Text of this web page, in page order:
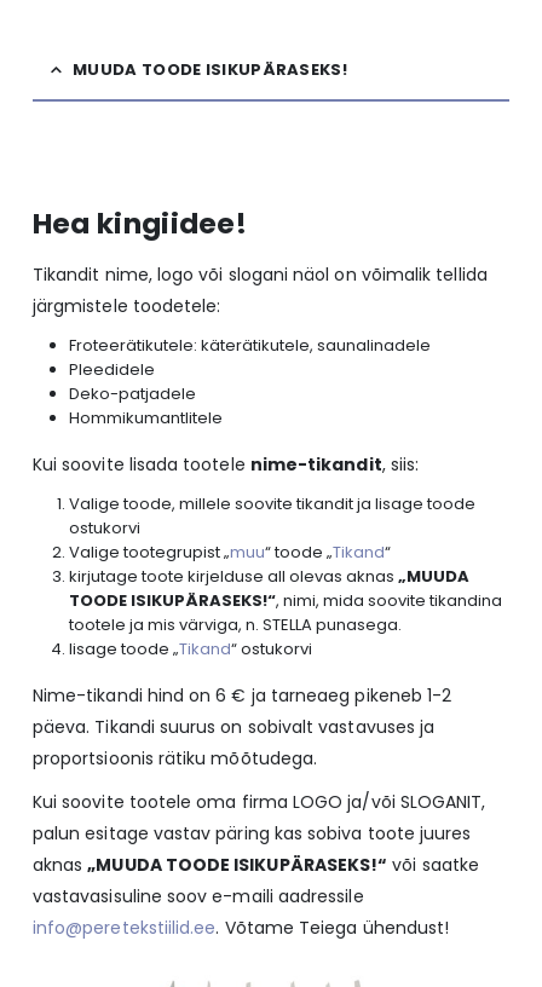
MUUDA TOODE ISIKUPÄRASEKS!
Hea kingiidee!
Tikandit nime, logo või slogani näol on võimalik tellida
järgmistele toodetele:
Froteerätikutele: käterätikutele, saunalinadele
Pleedidele
Deko-patjadele
Hommikumantlitele
Kui soovite lisada tootele nime-tikandit, siis:
Valige toode, millele soovite tikandit ja lisage toode
ostukorvi
Valige tootegrupist „muu“ toode „Tikand“
kirjutage toote kirjelduse all olevas aknas „MUUDA
TOODE ISIKUPÄRASEKS!“, nimi, mida soovite tikandina
tootele ja mis värviga, n. STELLA punasega.
lisage toode „Tikand“ ostukorvi
Nime-tikandi hind on 6 € ja tarneaeg pikeneb 1-2
päeva. Tikandi suurus on sobivalt vastavuses ja
proportsioonis rätiku mõõtudega.
Kui soovite tootele oma firma LOGO ja/või SLOGANIT,
palun esitage vastav päring kas sobiva toote juures
aknas„MUUDA TOODE ISIKUPÄRASEKS!“ või saatke
vastavasisuline soov e-maili aadressile
info@peretekstiilid.ee. Võtame Teiega ühendust!